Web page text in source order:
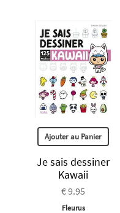
Ajouter au Panier
Je sais dessiner
Kawaii
€ 9.95
Fleurus